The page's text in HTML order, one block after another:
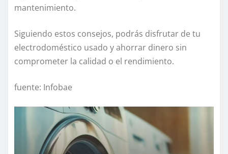
mantenimiento.
Siguiendo estos consejos, podrás disfrutar de tu
electrodoméstico usado y ahorrar dinero sin
comprometer la calidad o el rendimiento.
fuente: Infobae